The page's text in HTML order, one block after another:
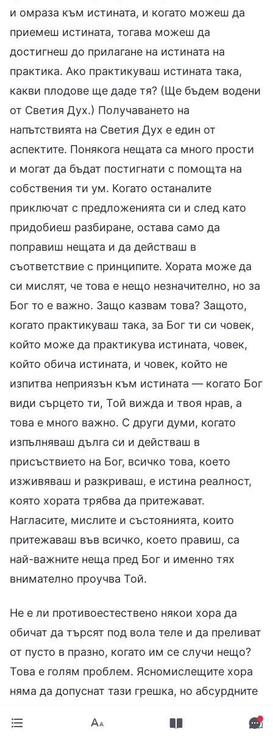
и омраза към истината, и когато можеш да
приемеш истината, тогава можеш да
достигнеш до прилагане на истината на
практика. Ако практикуваш истината така,
какви плодове ще даде тя? (Ще бъдем водени
от Светия Дух.) Получаването на
напътствията на Светия Дух е един от
аспектите. Понякога нещата са много прости
и могат да бъдат постигнати с помощта на
собствения ти ум. Когато останалите
приключат с предложенията си и след като
придобиеш разбиране, остава само да
поправиш нещата и да действаш в
съответствие с принципите. Хората може да
си мислят, че това е нещо незначително, но за
Бог то е важно. Защо казвам това? Защото,
когато практикуваш така, за Бог ти си човек,
който може да практикува истината, човек,
който обича истината, и човек, който не
изпитва неприязън към истината — когато Бог
види сърцето ти, Той вижда и твоя нрав, а
това е много важно. С други думи, когато
изпълняваш дълга си и действаш в
присъствието на Бог, всичко това, което
изживяваш и разкриваш, е истина реалност,
която хората трябва да притежават.
Нагласите, мислите и състоянията, които
притежаваш във всичко, което правиш, са
най-важните неща пред Бог и именно тях
внимателно проучва Той.
Не е ли противоестествено някои хора да
обичат да търсят под вола теле и да преливат
от пусто в празно, когато им се случи нещо?
Това е голям проблем. Ясномислещите хора
няма да допуснат тази грешка, но абсурдните
въобразяват, че другите ги затрудняват, че